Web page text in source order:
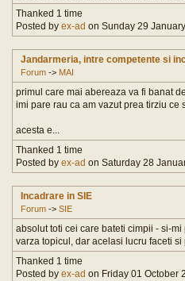
Thanked 1 time
Posted by ex-ad on Sunday 29
Jandarmeria, intre competente si
Forum -> MAI
primul care mai abereaza va fi banat
imi pare rau ca am vazut prea tirziu ce
acesta e...
Thanked 1 time
Posted by ex-ad on Saturday 28
Incadrare in SIE
Forum -> SIE
absolut toti cei care bateti cimpii - si-
varza topicul, dar acelasi lucru faceti si
Thanked 1 time
Posted by ex-ad on Friday 01 October